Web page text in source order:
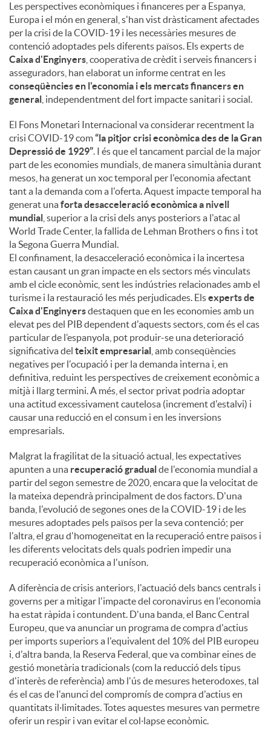
Les perspectives econòmiques i financeres per a Espanya,
Europa i el món en general, s'han vist dràsticament afectades
per la crisi de la COVID-19 i les necessàries mesures de
contenció adoptades pels diferents països. Els experts de
Caixa d'Enginyers , cooperativa de crèdit i serveis financers i
asseguradors, han elaborat un informe centrat en les
conseqüències en l'economia i els mercats financers en
general , independentment del fort impacte sanitari i social.
El Fons Monetari Internacional va considerar recentment la
crisi COVID-19 com“la pitjor crisi econòmica des de la Gran
Depressió de 1929”. I és que el tancament parcial de la major
part de les economies mundials, de manera simultània durant
mesos, ha generat un xoc temporal per l'economia afectant
tant a la demanda com a l'oferta. Aquest impacte temporal ha
generat unaforta desacceleració econòmica a nivell
mundial , superior a la crisi dels anys posteriors a l'atac al
World Trade Center, la fallida de Lehman Brothers o fins i tot
la Segona Guerra Mundial.
El confinament, la desacceleració econòmica i la incertesa
estan causant un gran impacte en els sectors més vinculats
amb el cicle econòmic, sent les indústries relacionades amb el
turisme i la restauració les més perjudicades. Elsexperts de
Caixa d'Enginyersdestaquen que en les economies amb un
elevat pes del PIB dependent d'aquests sectors, com és el cas
particular de l’espanyola, pot produir-se una deterioració
significativa del teixit empresarial , amb conseqüències
negatives per l'ocupació i per la demanda interna i, en
definitiva, reduint les perspectives de creixement econòmic a
mitjà i llarg termini. A més, el sector privat podria adoptar
una actitud excessivament cautelosa (increment d'estalvi) i
causar una reducció en el consum i en les inversions
empresarials.
Malgrat la fragilitat de la situació actual, les expectatives
apunten a una recuperació gradualde l'economia mundial a
partir del segon semestre de 2020, encara que la velocitat de
la mateixa dependrà principalment de dos factors. D'una
banda, l'evolució de segones ones de la COVID-19 i de les
mesures adoptades pels països per la seva contenció; per
l'altra, el grau d'homogeneïtat en la recuperació entre països i
les diferents velocitats dels quals podrien impedir una
recuperació econòmica a l'uníson.
A diferència de crisis anteriors, l'actuació dels bancs centrals i
governs per a mitigar l'impacte del coronavirus en l'economia
ha estat ràpida i contundent. D'una banda, el Banc Central
Europeu, que va anunciar un programa de compra d'actius
per imports superiors a l'equivalent del 10% del PIB europeu
i, d'altra banda, la Reserva Federal, que va combinar eines de
gestió monetària tradicionals (com la reducció dels tipus
d'interès de referència) amb l'ús de mesures heterodoxes, tal
és el cas de l'anunci del compromís de compra d'actius en
quantitats il·limitades. Totes aquestes mesures van permetre
oferir un respir i van evitar el col·lapse econòmic.